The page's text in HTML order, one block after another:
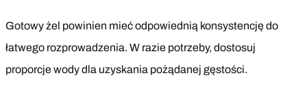
Gotowy żel powinien mieć odpowiednią konsystencję do
łatwego rozprowadzenia. W razie potrzeby, dostosuj
proporcje wody dla uzyskania pożądanej gęstości.